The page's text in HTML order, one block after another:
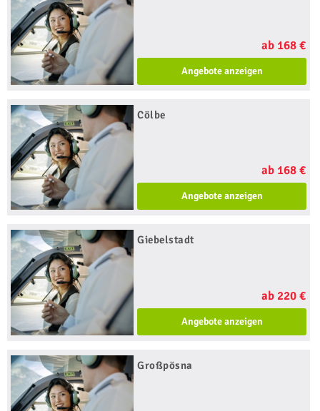
ab 168 €
Angebote anzeigen
Cölbe
ab 168 €
Angebote anzeigen
Giebelstadt
ab 220 €
Angebote anzeigen
Großpösna